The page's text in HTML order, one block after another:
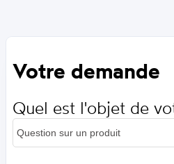
Votre demande
Quel est l'objet de